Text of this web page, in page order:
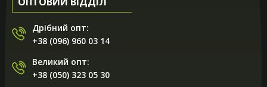
Дрібний опт:
+38 (096) 960 03 14
Великий опт:
+38 (050) 323 05 30